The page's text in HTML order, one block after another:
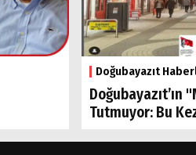
Doğubayazıt
Tutmuyor: Bu